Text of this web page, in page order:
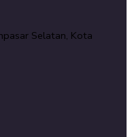
Selatan, Kota